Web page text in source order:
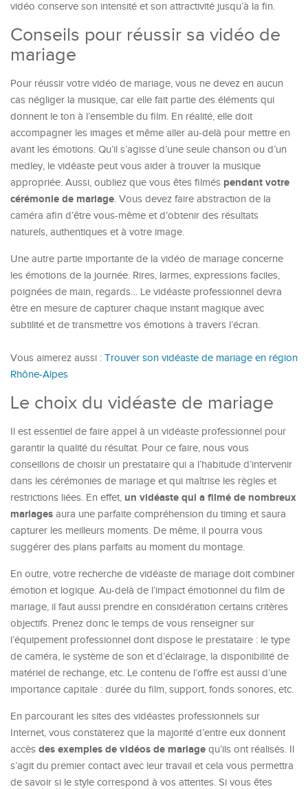
vidéo conserve son intensité et son attractivité jusqu’à la fin.
Conseils pour réussir sa vidéo de
mariage
Pour réussir votre vidéo de mariage, vous ne devez en aucun
cas négliger la musique, car elle fait partie des éléments qui
donnent le ton à l’ensemble du film. En réalité, elle doit
accompagner les images et même aller au-delà pour mettre en
avant les émotions. Qu’il s’agisse d’une seule chanson ou d’un
medley, le vidéaste peut vous aider à trouver la musique
appropriée. Aussi, oubliez que vous êtes filmés pendant votre
cérémonie de mariage. Vous devez faire abstraction de la
caméra afin d’être vous-même et d’obtenir des résultats
naturels, authentiques et à votre image.
Une autre partie importante de la vidéo de mariage concerne
les émotions de la journée. Rires, larmes, expressions faciles,
poignées de main, regards… Le vidéaste professionnel devra
être en mesure de capturer chaque instant magique avec
subtilité et de transmettre vos émotions à travers l’écran.
Vous aimerez aussi : Trouver son vidéaste de mariage en région
Rhône-Alpes
Le choix du vidéaste de mariage
Il est essentiel de faire appel à un vidéaste professionnel pour
garantir la qualité du résultat. Pour ce faire, nous vous
conseillons de choisir un prestataire qui a l’habitude d’intervenir
dans les cérémonies de mariage et qui maîtrise les règles et
restrictions liées. En effet, un vidéaste qui a filmé de nombreux
mariages aura une parfaite compréhension du timing et saura
capturer les meilleurs moments. De même, il pourra vous
suggérer des plans parfaits au moment du montage.
En outre, votre recherche de vidéaste de mariage doit combiner
émotion et logique. Au-delà de l’impact émotionnel du film de
mariage, il faut aussi prendre en considération certains critères
objectifs. Prenez donc le temps de vous renseigner sur
l’équipement professionnel dont dispose le prestataire : le type
de caméra, le système de son et d’éclairage, la disponibilité de
matériel de rechange, etc. Le contenu de l’offre est aussi d’une
importance capitale : durée du film, support, fonds sonores, etc.
En parcourant les sites des vidéastes professionnels sur
Internet, vous constaterez que la majorité d’entre eux donnent
accès des exemples de vidéos de mariage qu’ils ont réalisés. Il
s’agit du premier contact avec leur travail et cela vous permettra
de savoir si le style correspond à vos attentes. Si vous êtes